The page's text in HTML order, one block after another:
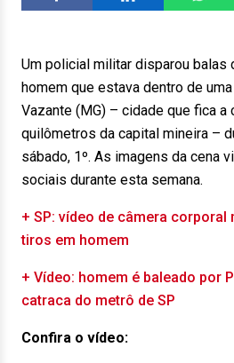
Um policial militar disparou balas
homem que estava dentro de
Vazante (MG) – cidade que fica a
quilômetros da capital mineira –
sábado, 1º. As imagens da cena
sociais durante esta semana.
+ SP: vídeo de câmera corporal
tiros em homem
+ Vídeo: homem é baleado por
catraca do metrô de SP
Confira o vídeo: